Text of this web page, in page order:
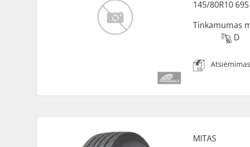
145/80R10 69S
Tinkamumas
D
MITAS